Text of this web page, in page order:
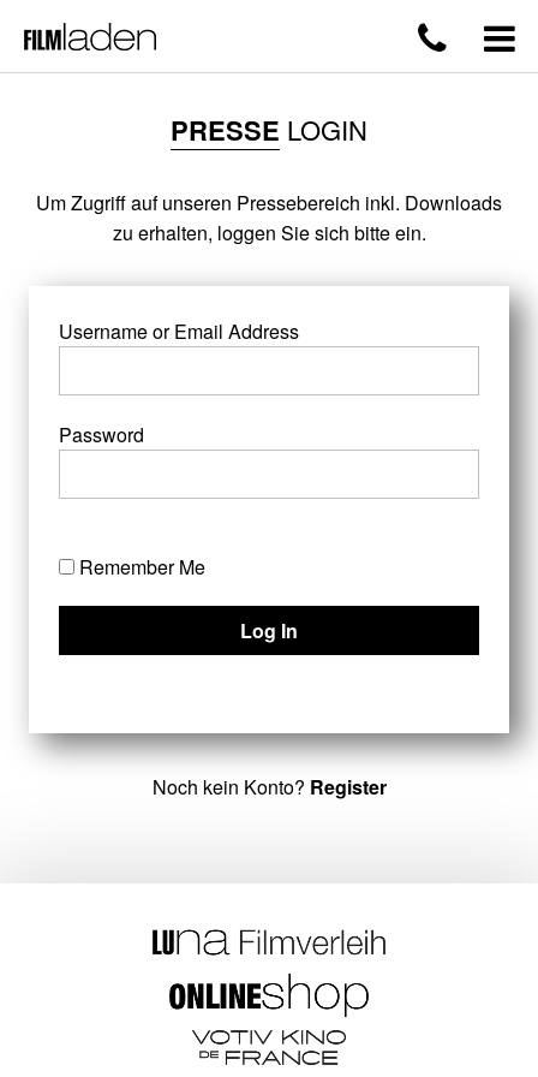
PRESSE LOGIN
Um Zugriff auf unseren Pressebereich inkl. Downloads
zu erhalten, loggen Sie sich bitte ein.
Username or Email Address
Password
Remember Me
Noch kein Konto? Register